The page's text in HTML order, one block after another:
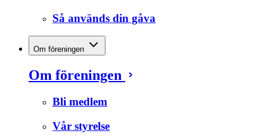
Så används din gåva
Om föreningen
Om föreningen
Bli medlem
Vår styrelse